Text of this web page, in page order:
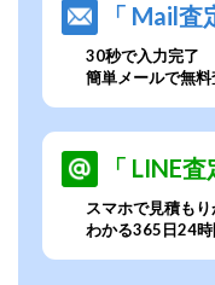
「 Mail査
30秒で入力完了
簡単メールで無料
「 LINE査
スマホで見積もり
わかる365日24